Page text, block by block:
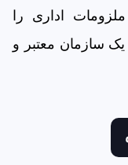
اداری را
یک سازمان معتبر و